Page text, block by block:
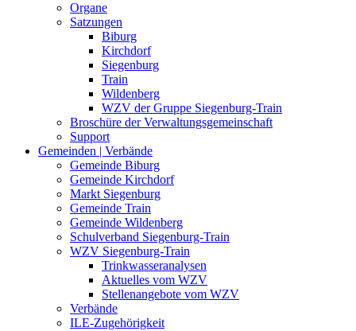
Organe
Satzungen
Biburg
Kirchdorf
Siegenburg
Train
Wildenberg
WZV der Gruppe Siegenburg-Train
Broschüre der Verwaltungsgemeinschaft
Support
Gemeinden | Verbände
Gemeinde Biburg
Gemeinde Kirchdorf
Markt Siegenburg
Gemeinde Train
Gemeinde Wildenberg
Schulverband Siegenburg-Train
WZV Siegenburg-Train
Trinkwasseranalysen
Aktuelles vom WZV
Stellenangebote vom WZV
Verbände
ILE-Zugehörigkeit